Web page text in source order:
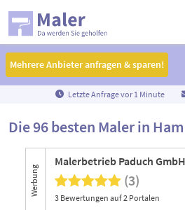
Mehrere Anbieter anfragen & sparen!
Mehrere Anbieter anfragen & sparen!
Letzte Anfrage vor 1Minute
Die 96 besten Maler in
Werbung
Malerbetrieb Paduch GmbH
(3)
3 Bewertungen auf 2 Portalen